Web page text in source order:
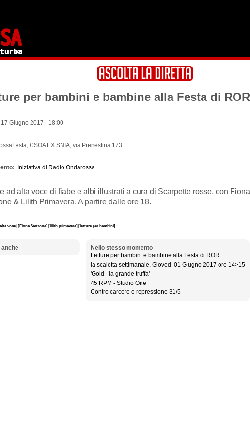
per bambini e bambine alla Festa di ROR
Giugno 2017 - 18:00
CSOA EX SNIA, via Prenestina 173
Iniziativa di Radio Ondarossa
ad alta voce di fiabe e albi illustrati a cura di Scarpette rosse, con Fiona
& Lilith Primavera. A partire dalle ore 18.
voce] [Fiona Sansone] [lilith primavera] [letture per bambini]
anche
Nello stesso momento
Letture per bambini e bambine alla Festa di ROR
la scaletta settimanale, Giovedì 01 Giugno 2017 ore 14>15
'Gold - la grande truffa'
45 RPM - Studio One
Contro carcere e repressione 31/5